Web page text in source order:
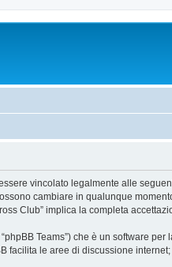
essere vincolato legalmente alle
cambiare in qualunque
Club” implica la completa
Teams”) che è un software
facilita le aree di discussione